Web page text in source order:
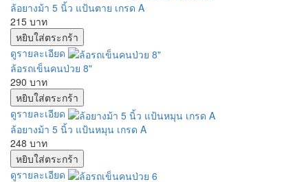
ล้อยางม้า 5 นิ้ว แป้นตาย เกรด A
215 บาท
ดูรายละเอียด
ล้อรถเข็นคนป่วย 8"
290 บาท
ดูรายละเอียด
ล้อยางม้า 5 นิ้ว แป้นหมุน เกรด A
248 บาท
ดูรายละเอียด